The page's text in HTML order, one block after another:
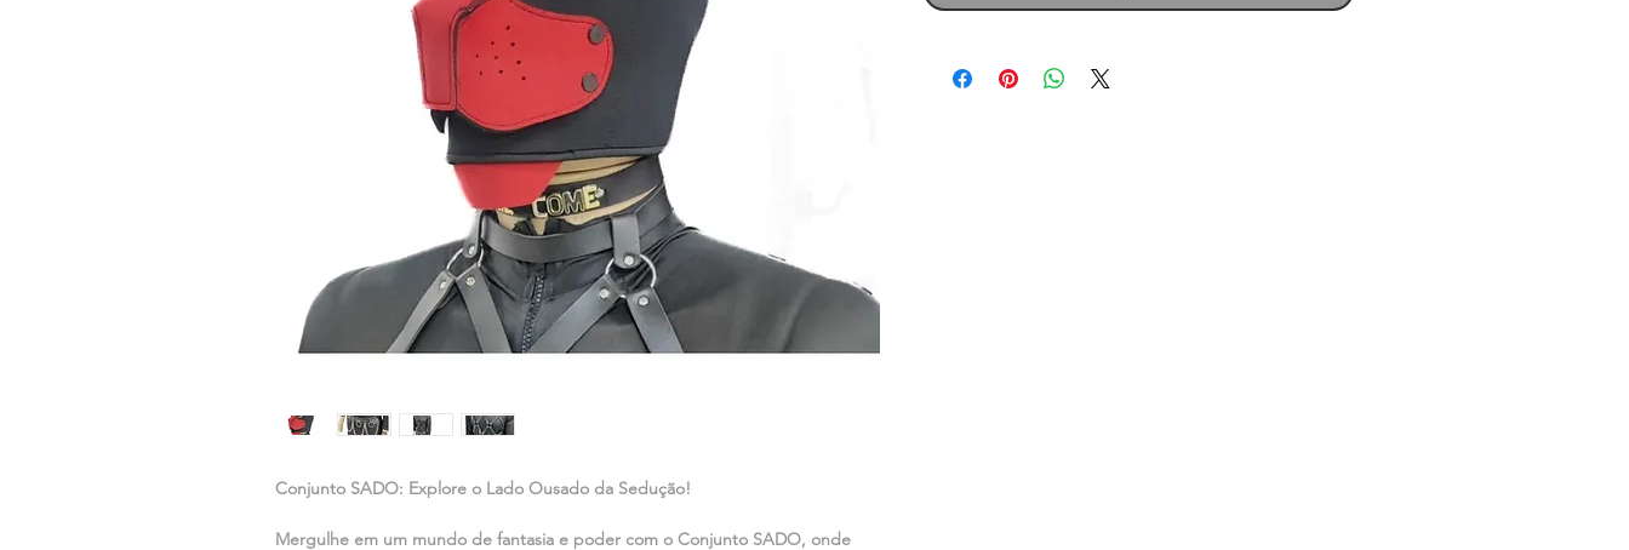
Conjunto SADO: Explore o Lado Ousado da Sedução!
Mergulhe em um mundo de fantasia e poder com o Conjunto SADO, onde